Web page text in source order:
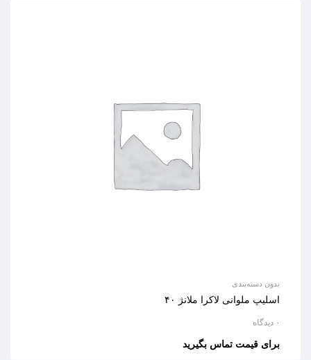
بدون دسته‌بندی
اسلیپ ملوانی لاکرا ملانژ ۴۰
۰ دیدگاه
برای قیمت تماس بگیرید